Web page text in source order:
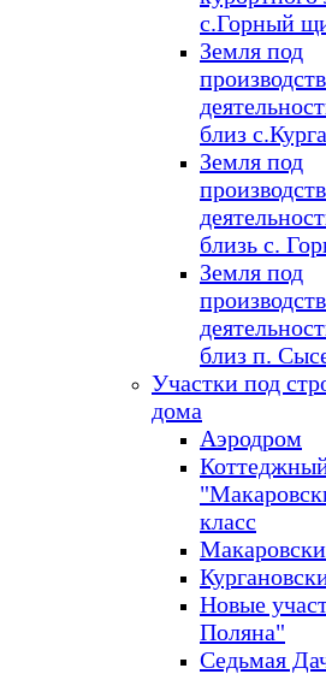
с.Горный
Земля под
близ
Земля под
близь с.
Земля под
близ п.
Участки под
дома
Аэродром
класс
Новые
Поляна"
Седьмая